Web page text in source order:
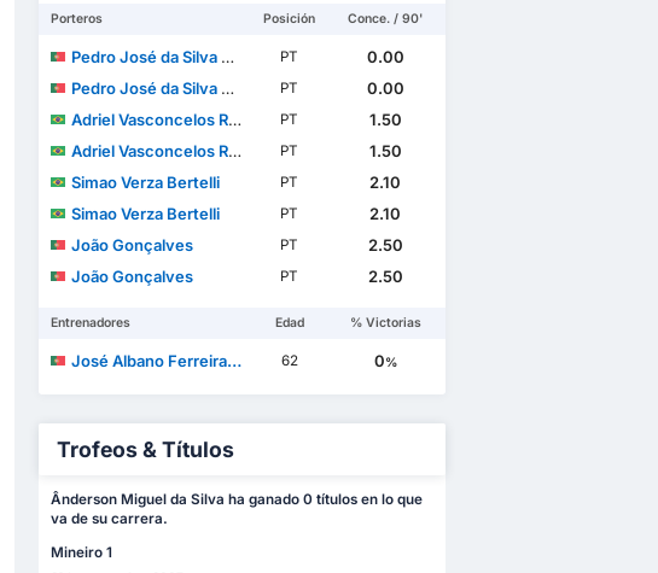
Porteros Posición Conce. / 90'
Pedro José da Silva Trigueira PT
0.00
Pedro José da Silva Trigueira
PT
0.00
Adriel Vasconcelos Ramos
PT
1.50
Adriel Vasconcelos Ramos
PT
1.50
Simao Verza Bertelli
PT
2.10
Simao Verza Bertelli
PT
2.10
João Gonçalves
PT
2.50
João Gonçalves
PT 2.50
Entrenadores Edad % Victorias
José Albano Ferreira da Mota 62 0%
Trofeos & Títulos
Ânderson Miguel da Silva ha ganado 0 títulos en lo que
va de su carrera.
Mineiro 1